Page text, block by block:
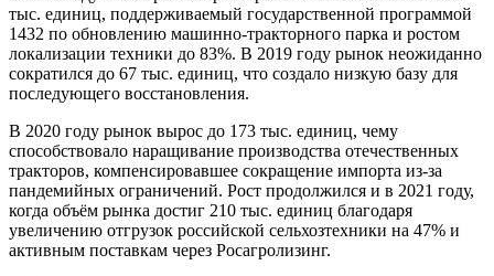
тыс. единиц, поддерживаемый государственной программой
1432 по обновлению машинно-тракторного парка и ростом
локализации техники до 83%. В 2019 году рынок неожиданно
сократился до 67 тыс. единиц, что создало низкую базу для
последующего восстановления.
В 2020 году рынок вырос до 173 тыс. единиц, чему
способствовало наращивание производства отечественных
тракторов, компенсировавшее сокращение импорта из-за
пандемийных ограничений. Рост продолжился и в 2021 году,
когда объём рынка достиг 210 тыс. единиц благодаря
увеличению отгрузок российской сельхозтехники на 47% и
активным поставкам через Росагролизинг.